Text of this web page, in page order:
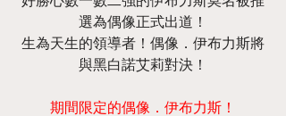
選為偶像正式出道！
生為天生的領導者！偶像．伊布力斯將
與黑白諾艾莉對決！
期間限定的偶像．伊布力斯！